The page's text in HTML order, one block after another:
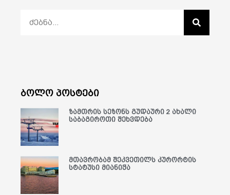
ბოლო პოსტები
ზამთრის სეზონს გუდაური 2 ახალი
საბაგიროთი შეხვდება
მთავრობამ შეკვეთილს კურორტის
სტატუსი მიანიჭა